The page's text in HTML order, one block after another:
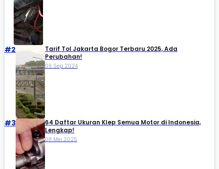
#2
Tarif Tol Jakarta Bogor Terbaru 2025, Ada
Perubahan!
09 Sep 2024
#3
64 Daftar Ukuran Klep Semua Motor di Indonesia,
Lengkap!
08 Mei 2025